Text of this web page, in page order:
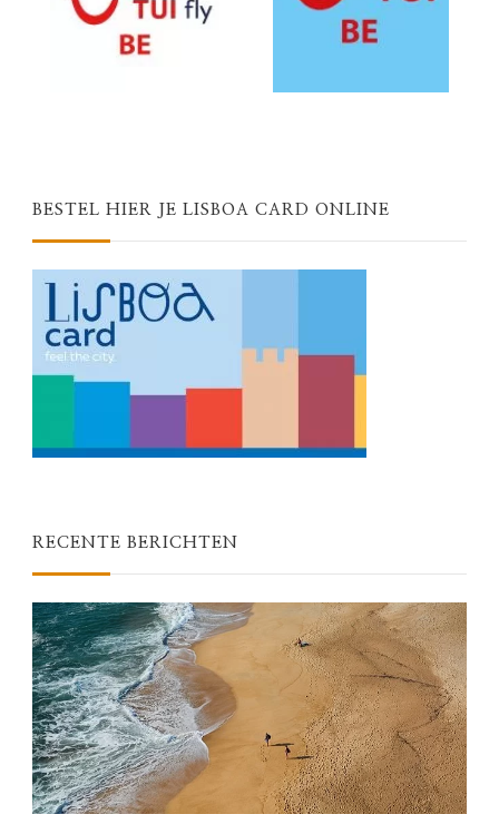
BESTEL HIER JE LISBOA CARD ONLINE
RECENTE BERICHTEN